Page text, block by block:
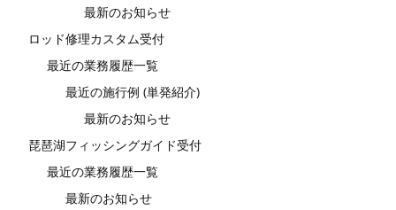
最新のお知らせ
ロッド修理カスタム受付
最近の業務履歴一覧
最近の施行例 (単発紹介)
最新のお知らせ
琵琶湖フィッシングガイド受付
最近の業務履歴一覧
最新のお知らせ